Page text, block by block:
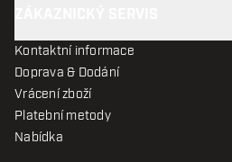
Kontaktní informace
Doprava & Dodání
Vrácení zboží
Platební metody
Nabídka